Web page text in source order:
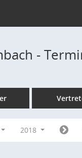
-
2018